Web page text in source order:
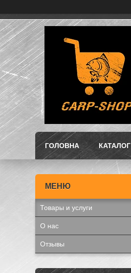
ГОЛОВНА КАТАЛОГ
Товары и услуги
О нас
Отзывы